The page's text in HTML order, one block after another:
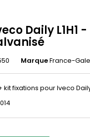
Daily L1H1
MarqueFrance-
fixations pour Iveco Daily